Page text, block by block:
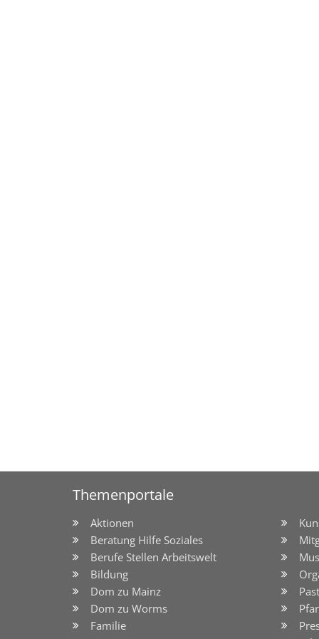
Themenportale
Aktionen
Beratung Hilfe Soziales
Berufe Stellen Arbeitswelt
Bildung
Dom zu Mainz
Dom zu Worms
Familie